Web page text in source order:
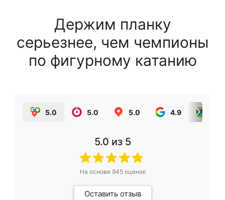
Держим планку
серьезнее, чем чемпионы
по фигурному катанию
5.0 5.0 5.0 4.9
5.0 из 5
На основе 945оценок
Оставить отзыв